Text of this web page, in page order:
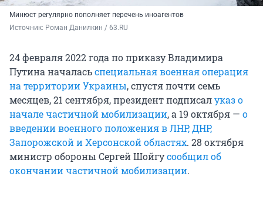
Минюст регулярно пополняет перечень иноагентов
Источник: Роман Данилкин / 63.RU
24 февраля 2022 года по приказу Владимира
Путина началасьспециальная военная операция
на территории Украины, спустя почти семь
месяцев, 21 сентября, президент подписалуказ о
начале частичной мобилизации, а 19 октября — о
введении военного положения в ЛНР, ДНР,
Запорожской и Херсонской областях. 28 октября
министр обороны Сергей Шойгусообщил об
окончании частичной мобилизации.